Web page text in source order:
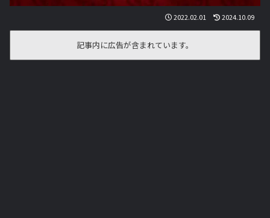
2022.02.01 2024.10.09
記事内に広告が含まれています。